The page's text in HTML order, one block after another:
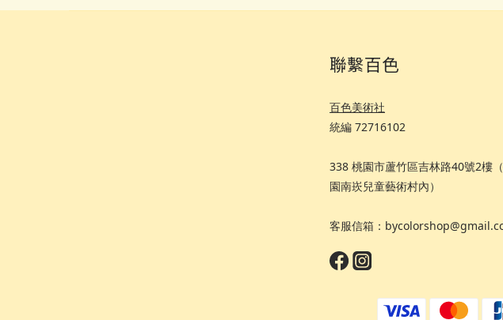
聯繫百色
百色美術社
統編 72716102
338 桃園市蘆竹區吉林路40號2樓
園南崁兒童藝術村內）
客服信箱：